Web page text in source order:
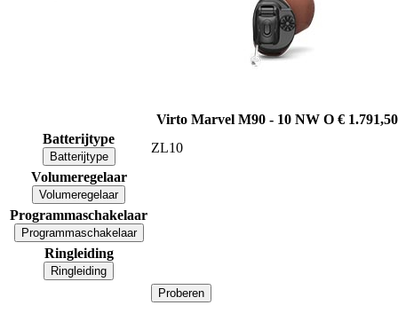
Virto Marvel M90 - 10 NW O € 1.791,50
Batterijtype
Batterijtype
ZL10
Volumeregelaar
Volumeregelaar
Programmaschakelaar
Programmaschakelaar
Ringleiding
Ringleiding
Proberen